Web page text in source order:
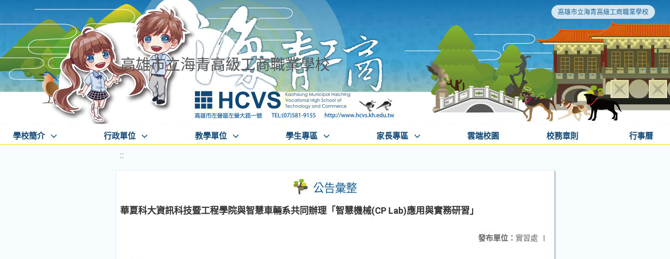
高雄市立海青高級工商職業學校
高雄市立海青高級工商職業學校
學校簡介 行政單位 教學單位 學生專區 家長專區 雲端校園 校務章則 行事曆
:::
公告彙整
華夏科大資訊科技暨工程學院與智慧車輛系共同辦理「智慧機械(CP Lab)應用與實務研習」
發布單位： 實習處 |